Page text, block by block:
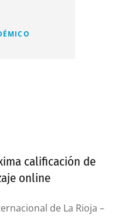
calificación de
online
de La Rioja –